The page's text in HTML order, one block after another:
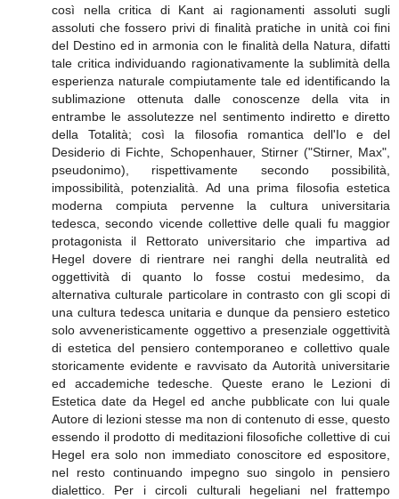
così nella critica di Kant ai ragionamenti assoluti sugli
assoluti che fossero privi di finalità pratiche in unità coi fini
del Destino ed in armonia con le finalità della Natura, difatti
tale critica individuando ragionativamente la sublimità della
esperienza naturale compiutamente tale ed identificando la
sublimazione ottenuta dalle conoscenze della vita in
entrambe le assolutezze nel sentimento indiretto e diretto
della Totalità; così la filosofia romantica dell'Io e del
Desiderio di Fichte, Schopenhauer, Stirner ("Stirner, Max",
pseudonimo), rispettivamente secondo possibilità,
impossibilità, potenzialità. Ad una prima filosofia estetica
moderna compiuta pervenne la cultura universitaria
tedesca, secondo vicende collettive delle quali fu maggior
protagonista il Rettorato universitario che impartiva ad
Hegel dovere di rientrare nei ranghi della neutralità ed
oggettività di quanto lo fosse costui medesimo, da
alternativa culturale particolare in contrasto con gli scopi di
una cultura tedesca unitaria e dunque da pensiero estetico
solo avveneristicamente oggettivo a presenziale oggettività
di estetica del pensiero contemporaneo e collettivo quale
storicamente evidente e ravvisato da Autorità universitarie
ed accademiche tedesche. Queste erano le Lezioni di
Estetica date da Hegel ed anche pubblicate con lui quale
Autore di lezioni stesse ma non di contenuto di esse, questo
essendo il prodotto di meditazioni filosofiche collettive di cui
Hegel era solo non immediato conoscitore ed espositore,
nel resto continuando impegno suo singolo in pensiero
dialettico. Per i circoli culturali hegeliani nel frattempo